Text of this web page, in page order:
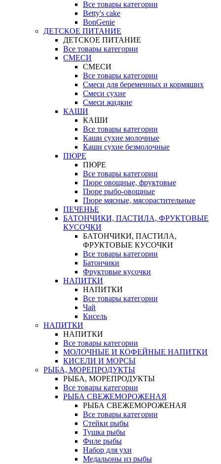
Все товары категории
Betty's cake
BonGenie
ДЕТСКОЕ ПИТАНИЕ
ДЕТСКОЕ ПИТАНИЕ
Все товары категории
СМЕСИ
СМЕСИ
Все товары категории
Смеси для беременных и кормящих
Смеси сухие
Смеси жидкие
КАШИ
КАШИ
Все товары категории
Каши сухие молочные
Каши сухие безмолочные
ПЮРЕ
ПЮРЕ
Все товары категории
Пюре овощные, фруктовые
Пюре рыбо-овощные
Пюре мясные, мясорастительные
ПЕЧЕНЬЕ
БАТОНЧИКИ, ПАСТИЛА, ФРУКТОВЫЕ
КУСОЧКИ
БАТОНЧИКИ, ПАСТИЛА,
ФРУКТОВЫЕ КУСОЧКИ
Все товары категории
Батончики
Фруктовые кусочки
НАПИТКИ
НАПИТКИ
Все товары категории
Чай
Кисель
НАПИТКИ
НАПИТКИ
Все товары категории
МОЛОЧНЫЕ И КОФЕЙНЫЕ НАПИТКИ
КИСЕЛИ И МОРСЫ
РЫБА, МОРЕПРОДУКТЫ
РЫБА, МОРЕПРОДУКТЫ
Все товары категории
РЫБА СВЕЖЕМОРОЖЕНАЯ
РЫБА СВЕЖЕМОРОЖЕНАЯ
Все товары категории
Стейки рыбы
Тушка рыбы
Филе рыбы
Набор для ухи
Медальоны из рыбы